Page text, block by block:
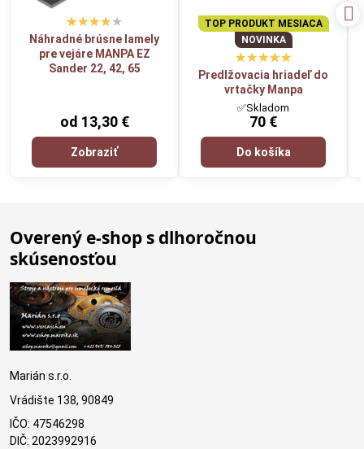
Náhradné brúsne lamely
pre vejáre MANPA EZ
Sander 22, 42, 65
od 13,30 €
Zobraziť
TOP PRODUKT MESIACA
NOVINKA
Predlžovacia hriadeľ do
vrtačky Manpa
✅Skladom
70 €
Do košíka
Overený e-shop s dlhoročnou
skúsenosťou
Marián s.r.o.
Vrádište 138, 90849
IČO: 47546298
DIČ: 2023992916